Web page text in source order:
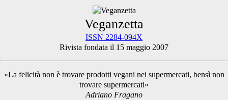
Sidebar
Veganzetta
ISSN 2284-094X
Rivista fondata il 15 maggio 2007
«La felicità non è trovare prodotti vegani nei supermercati, bensì non
trovare supermercati»
Adriano Fragano